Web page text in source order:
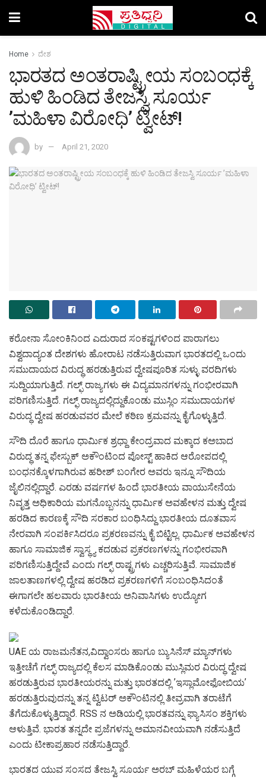
Home ದೇಶ
ಭಾರತದ ಅಂತರಾಷ್ಟ್ರೀಯ ಸಂಬಂಧಕ್ಕೆ
ಹುಳಿ ಹಿಂಡಿದ ತೇಜಸ್ವಿ ಸೂರ್ಯ
ʼಮಹಿಳಾ ವಿರೋಧಿʼ ಟ್ವೀಟ್!
by April 21, 2020
ಕರೋನಾ ಸೋಂಕಿನಿಂದ ಎದುರಾದ ಸಂಕಷ್ಟಗಳಿಂದ ಪಾರಾಗಲು
ವಿಶ್ವದಾದ್ಯಂತ ದೇಶಗಳು ಹೋರಾಟ ನಡೆಸುತ್ತಿರುವಾಗ ಭಾರತದಲ್ಲಿ ಒಂದು
ಸಮುದಾಯದ ವಿರುದ್ಧ ಹರಡುತ್ತಿರುವ ದ್ವೇಷಪೂರಿತ ಸುಳ್ಳು ವರದಿಗಳು
ಸುದ್ದಿಯಾಗುತ್ತಿದೆ. ಗಲ್ಫ್ ರಾಜ್ಯಗಳು ಈ ವಿದ್ಯಮಾನಗಳನ್ನು ಗಂಭೀರವಾಗಿ
ಪರಿಗಣಿಸುತ್ತಿದೆ. ಗಲ್ಫ್ ರಾಜ್ಯದಲ್ಲಿದ್ದುಕೊಂಡು ಮುಸ್ಲಿಂ ಸಮುದಾಯಗಳ
ವಿರುದ್ಧ ದ್ವೇಷ ಹರಡುವವರ ಮೇಲೆ ಕಠಿಣ ಕ್ರಮವನ್ನು ಕೈಗೊಳ್ಳುತ್ತಿದೆ.
ಸೌದಿ ದೊರೆ ಹಾಗೂ ಧಾರ್ಮಿಕ ಶ್ರಧ್ದಾ ಕೇಂದ್ರವಾದ ಮಕ್ಕಾದ ಕಅಬಾದ
ವಿರುದ್ಧ ತನ್ನ ಫೇಸ್ಬುಕ್ ಅಕೌಂಟಿಂದ ಪೋಸ್ಟ್ ಹಾಕಿದ ಆರೋಪದಲ್ಲಿ
ಬಂಧನಕ್ಕೊಳಗಾಗಿರುವ ಹರೀಶ್ ಬಂಗೇರ ಅವರು ಇನ್ನೂ ಸೌದಿಯ
ಜೈಲಿನಲ್ಲಿದ್ದಾರೆ. ಎರಡು ವರ್ಷಗಳ ಹಿಂದೆ ಭಾರತೀಯ ವಾಯುಸೇನೆಯ
ನಿವೃತ್ತ ಅಧಿಕಾರಿಯ ಮಗನೊಬ್ಬನನ್ನು ಧಾರ್ಮಿಕ ಅವಹೇಳನ ಮತ್ತು ದ್ವೇಷ
ಹರಡಿದ ಕಾರಣಕ್ಕೆ ಸೌದಿ ಸರಕಾರ ಬಂಧಿಸಿದ್ದು ಭಾರತೀಯ ದೂತವಾಸ
ನೇರವಾಗಿ ಸಂಪರ್ಕಿಸಿದರೂ ಪ್ರಕರಣವನ್ನು ಕೈ ಬಿಟ್ಟಿಲ್ಲ. ಧಾರ್ಮಿಕ ಅವಹೇಳನ
ಹಾಗೂ ಸಾಮಾಜಿಕ ಸ್ವಾಸ್ಥ್ಯ ಕದಡುವ ಪ್ರಕರಣಗಳನ್ನು ಗಂಭೀರವಾಗಿ
ಪರಿಗಣಿಸುತ್ತಿದ್ದೇವೆ ಎಂದು ಗಲ್ಫ್ ರಾಷ್ಟ್ರಗಳು ಎಚ್ಚರಿಸುತ್ತಿವೆ. ಸಾಮಾಜಿಕ
ಜಾಲತಾಣಗಳಲ್ಲಿ ದ್ವೇಷ ಹರಡಿದ ಪ್ರಕರಣಗಳಿಗೆ ಸಂಬಂಧಿಸಿದಂತೆ
ಈಗಾಗಲೇ ಹಲವಾರು ಭಾರತೀಯ ಅನಿವಾಸಿಗಳು ಉದ್ಯೋಗ
ಕಳೆದುಕೊಂಡಿದ್ದಾರೆ.
UAE ಯ ರಾಜಮನೆತನ,ವಿದ್ವಾಂಸರು ಹಾಗೂ ಬ್ಯುಸಿನೆಸ್‌ ಮ್ಯಾನ್‌ಗಳು
ಇತ್ತೀಚೆಗೆ ಗಲ್ಫ್ ರಾಜ್ಯದಲ್ಲಿ ಕೆಲಸ ಮಾಡಿಕೊಂಡು ಮುಸ್ಲಿಮರ ವಿರುದ್ಧ ದ್ವೇಷ
ಹರಡುತ್ತಿರುವ ಭಾರತೀಯರನ್ನು ಮತ್ತು ಭಾರತದಲ್ಲಿ ʼಇಸ್ಲಾಮೋಫೋಬಿಯʼ
ಹರಡುತ್ತಿರುವುದನ್ನು ತನ್ನ ಟ್ವಿಟರ್ ಅಕೌಂಟಿನಲ್ಲಿ ತೀವ್ರವಾಗಿ ತರಾಟೆಗೆ
ತೆಗೆದುಕೊಳ್ಳುತ್ತಿದ್ದಾರೆ. RSS ನ ಅಡಿಯಲ್ಲಿ ಭಾರತವನ್ನು ಫ್ಯಾಸಿಸಂ ಶಕ್ತಿಗಳು
ಆಳುತ್ತಿವೆ. ಭಾರತ ತನ್ನದೇ ಪ್ರಜೆಗಳನ್ನು ಅಮಾನವೀಯವಾಗಿ ನಡೆಸುತ್ತಿದೆ
ಎಂದು ಟೀಕಾಪ್ರಹಾರ ನಡೆಸುತ್ತಿದ್ದಾರೆ.
ಭಾರತದ ಯುವ ಸಂಸದ ತೇಜಸ್ವಿ ಸೂರ್ಯ ಅರಬ್ ಮಹಿಳೆಯರ ಬಗ್ಗೆ